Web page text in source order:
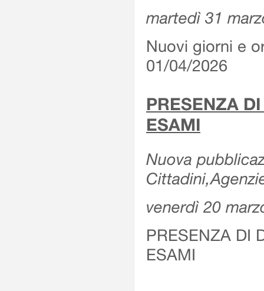
martedì 31
Nuovi giorni e
01/04/2026
PRESENZA
ESAMI
Nuova
venerdì 20
PRESENZA DI
ESAMI